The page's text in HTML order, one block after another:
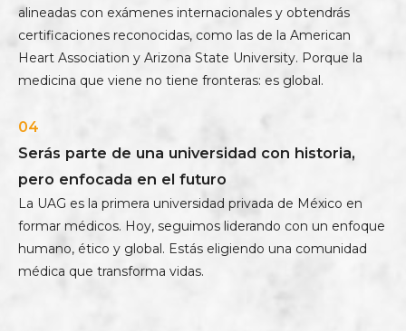
alineadas con exámenes internacionales y obtendrás
certificaciones reconocidas, como las de la American
Heart Association y Arizona State University. Porque la
medicina que viene no tiene fronteras: es global.
04
Serás parte de una universidad con historia,
pero enfocada en el futuro
La UAG es la primera universidad privada de México en
formar médicos. Hoy, seguimos liderando con un enfoque
humano, ético y global. Estás eligiendo una comunidad
médica que transforma vidas.